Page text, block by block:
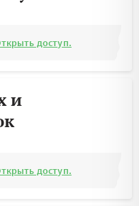
доступ.
и
доступ.